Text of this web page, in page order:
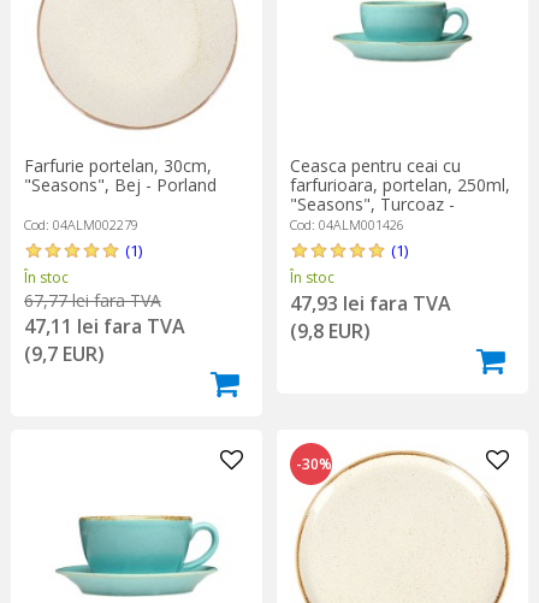
Farfurie portelan, 30cm,
"Seasons", Bej - Porland
Cod: 04ALM002279
(1)
În stoc
67,77 lei fara TVA
47,11 lei fara TVA
(9,7 EUR)
Ceasca pentru ceai cu
farfurioara, portelan, 250ml,
"Seasons", Turcoaz -
Porland
Cod: 04ALM001426
(1)
În stoc
47,93 lei fara TVA
(9,8 EUR)
-30%